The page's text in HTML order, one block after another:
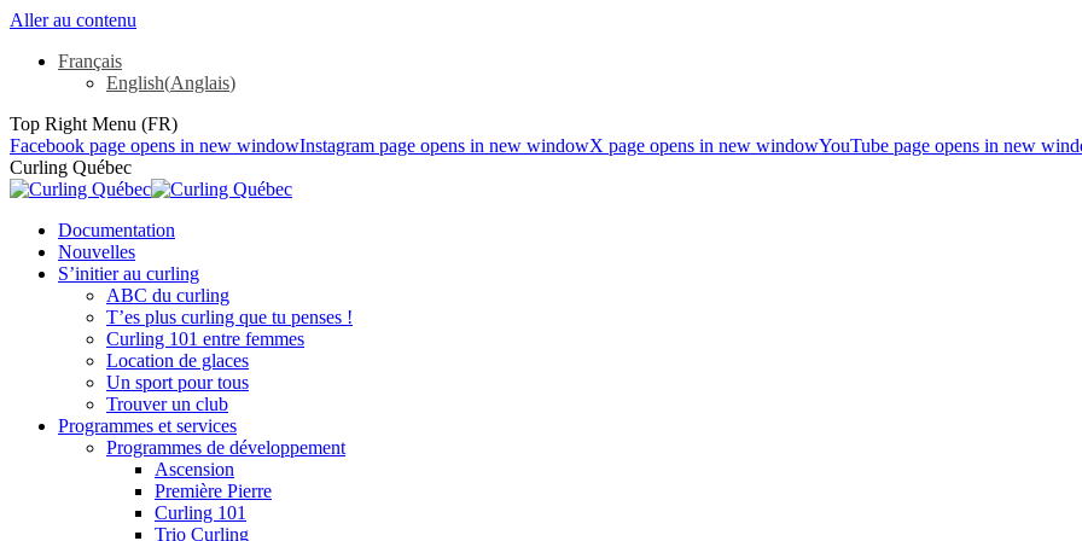
Aller au contenu
Français
English(Anglais)
Top Right Menu (FR)
Facebook page opens in new windowInstagram page opens in new windowX page opens in new windowYouTube page opens in new
Curling Québec
Documentation
Nouvelles
S’initier au curling
ABC du curling
T’es plus curling que tu penses !
Curling 101 entre femmes
Location de glaces
Un sport pour tous
Trouver un club
Programmes et services
Programmes de développement
Ascension
Première Pierre
Curling 101
Trio Curling